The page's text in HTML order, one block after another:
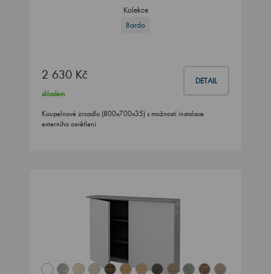
Kolekce
Bardo
2 630 Kč DETAIL
skladem
Koupelnové zrcadlo (800x700x35) s možností instalace
externího osvětlení